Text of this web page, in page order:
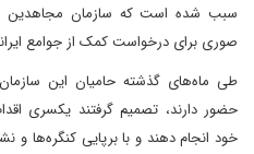
سبب شده است که سازمان مجاهدین
صوری برای درخواست کمک از جوامع
طی ماه‌های گذشته حامیان این
حضور دارند، تصمیم گرفتند یکسری
خود انجام دهند و با برپایی کنگره‌ها